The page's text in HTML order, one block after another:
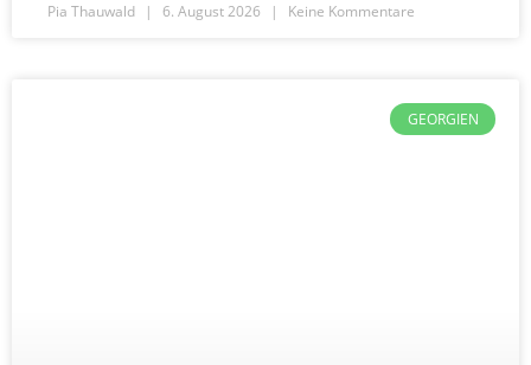
Pia Thauwald 6. August 2026 Keine Kommentare
GEORGIEN